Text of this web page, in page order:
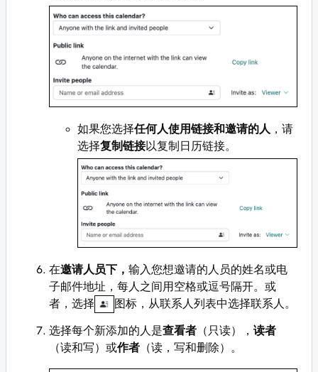
如果您选择任何人使用链接和邀请的人
，请
选择复制链接以复制日历链接。
在邀请人员下， 输入您想邀请的人员的姓名或电
子邮件地址，每人之间用空格或逗号隔开。或
者，选择
图标，从联系人列表中选择联系人。
选择每个新添加的人是查看者 （只读）， 读者
（读和写）或作者 （读，写和删除）。